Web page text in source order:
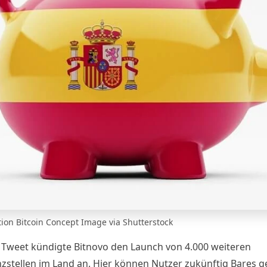
Bitcoin Concept Image via Shutterstock
Tweetkündigte Bitnovo den Launch von 4.000 weiteren
im Land an. Hier können Nutzer zukünftig Bares